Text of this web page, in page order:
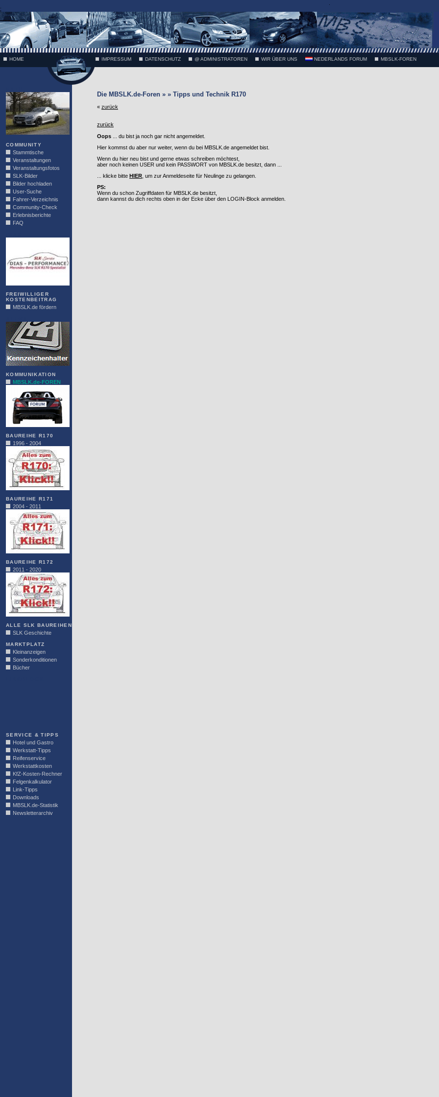
;
HOME IMPRESSUM DATENSCHUTZ @ ADMINISTRATOREN WIR ÜBER UNS NEDERLANDS FORUM MBSLK-FOREN
COMMUNITY
Stammtische
Veranstaltungen
Veranstaltungsfotos
SLK-Bilder
Bilder hochladen
User-Suche
Fahrer-Verzeichnis
Community-Check
Erlebnisberichte
FAQ
FREIWILLIGER
KOSTENBEITRAG
MBSLK.de fördern
KOMMUNIKATION
MBSLK.de-FOREN
BAUREIHE R170
1996 - 2004
BAUREIHE R171
2004 - 2011
BAUREIHE R172
2011 - 2020
ALLE SLK BAUREIHEN
SLK Geschichte
MARKTPLATZ
Kleinanzeigen
Sonderkonditionen
Bücher
SERVICE & TIPPS
Hotel und Gastro
Werkstatt-Tipps
Reifenservice
Werkstattkosten
KfZ-Kosten-Rechner
Felgenkalkulator
Link-Tipps
Downloads
MBSLK.de-Statistik
Newsletterarchiv
Die MBSLK.de-Foren » » Tipps und Technik R170
« zurück
zurück
Oops ... du bist ja noch gar nicht angemeldet.
Hier kommst du aber nur weiter, wenn du bei MBSLK.de angemeldet bist.
Wenn du hier neu bist und gerne etwas schreiben möchtest,
aber noch keinen USER und kein PASSWORT von MBSLK.de besitzt, dann ...
... klicke bitte HIER , um zur Anmeldeseite für Neulinge zu gelangen.
PS:
Wenn du schon Zugriffdaten für MBSLK.de besitzt,
dann kannst du dich rechts oben in der Ecke über den LOGIN-Block anmelden.